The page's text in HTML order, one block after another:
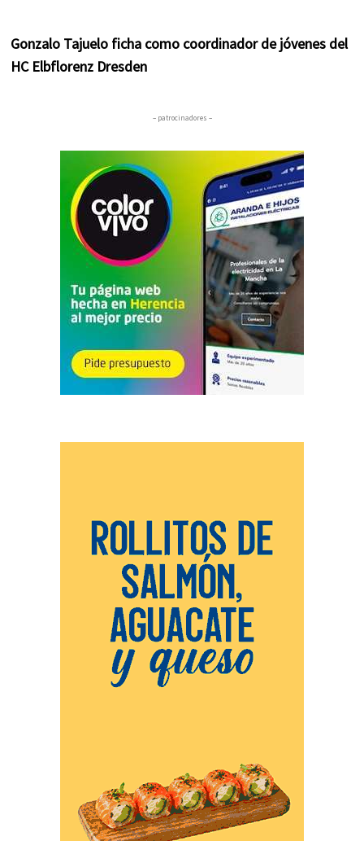
Gonzalo Tajuelo ficha como coordinador de jóvenes del
HC Elbflorenz Dresden
– patrocinadores –